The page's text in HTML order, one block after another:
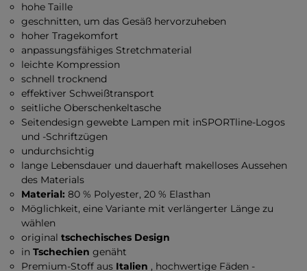
hohe Taille
geschnitten, um das Gesäß hervorzuheben
hoher Tragekomfort
anpassungsfähiges Stretchmaterial
leichte Kompression
schnell trocknend
effektiver Schweißtransport
seitliche Oberschenkeltasche
Seitendesign gewebte Lampen mit inSPORTline-Logos
und -Schriftzügen
undurchsichtig
lange Lebensdauer und dauerhaft makelloses Aussehen
des Materials
Material: 80 % Polyester, 20 % Elasthan
Möglichkeit, eine Variante mit verlängerter Länge zu
wählen
originaltschechisches Design
inTschechien genäht
Premium-Stoff aus Italien , hochwertige Fäden -